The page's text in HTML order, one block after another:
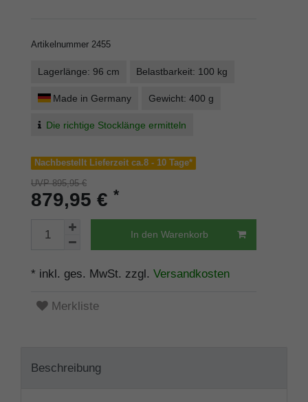
Artikelnummer 2455
Lagerlänge: 96 cm Belastbarkeit: 100 kg
Made in Germany Gewicht: 400 g
Die richtige Stocklänge ermitteln
Nachbestellt Lieferzeit ca.8 - 10 Tage*
UVP 895,95 €
879,95 € *
In den Warenkorb
* inkl. ges. MwSt. zzgl. Versandkosten
Merkliste
Beschreibung